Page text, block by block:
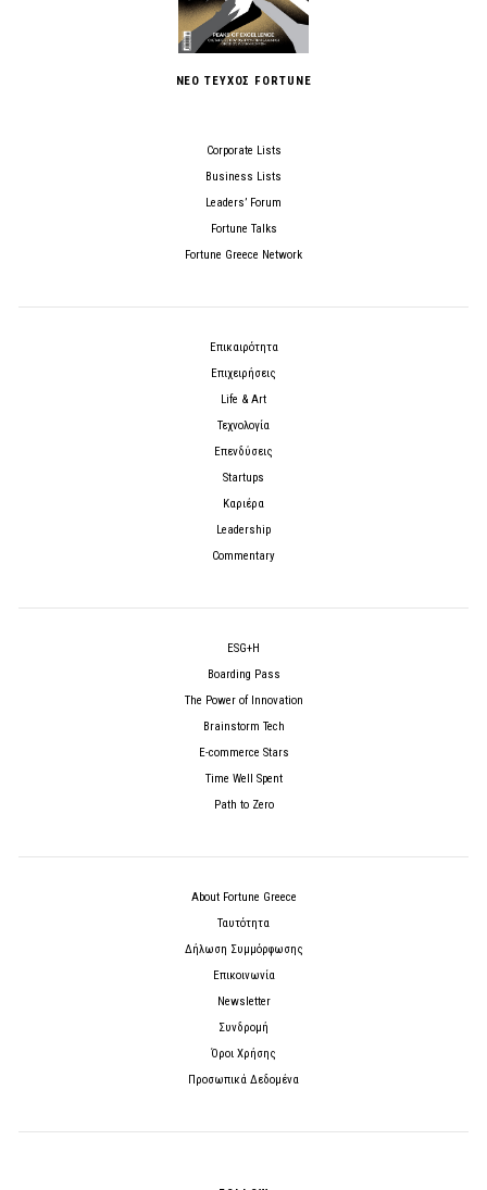
ΝΕΟ ΤΕΥΧΟΣ FORTUNE
Corporate Lists
Business Lists
Leaders’ Forum
Fortune Talks
Fortune Greece Network
Επικαιρότητα
Επιχειρήσεις
Life & Art
Τεχνολογία
Επενδύσεις
Startups
Καριέρα
Leadership
Commentary
ESG+H
Boarding Pass
The Power of Innovation
Brainstorm Tech
E-commerce Stars
Time Well Spent
Path to Zero
About Fortune Greece
Ταυτότητα
Δήλωση Συμμόρφωσης
Επικοινωνία
Newsletter
Συνδρομή
Όροι Χρήσης
Προσωπικά Δεδομένα